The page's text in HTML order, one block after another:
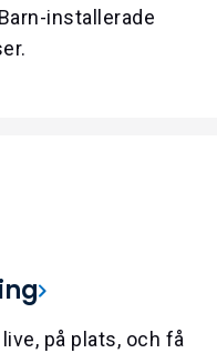
installerade
på plats, och få